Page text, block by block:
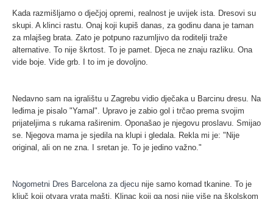
Kada razmišljamo o dječjoj opremi, realnost je uvijek ista. Dresovi su
skupi. A klinci rastu. Onaj koji kupiš danas, za godinu dana je taman
za mlajšeg brata. Zato je potpuno razumljivo da roditelji traže
alternative. To nije škrtost. To je pamet. Djeca ne znaju razliku. Ona
vide boje. Vide grb. I to im je dovoljno.
Nedavno sam na igralištu u Zagrebu vidio dječaka u Barcinu dresu. Na
leđima je pisalo "Yamal". Upravo je zabio gol i trčao prema svojim
prijateljima s rukama raširenim. Oponašao je njegovu proslavu. Smijao
se. Njegova mama je sjedila na klupi i gledala. Rekla mi je: "Nije
original, ali on ne zna. I sretan je. To je jedino važno."
Nogometni Dres Barcelona za djecu nije samo komad tkanine. To je
ključ koji otvara vrata mašti. Klinac koji ga nosi nije više na školskom